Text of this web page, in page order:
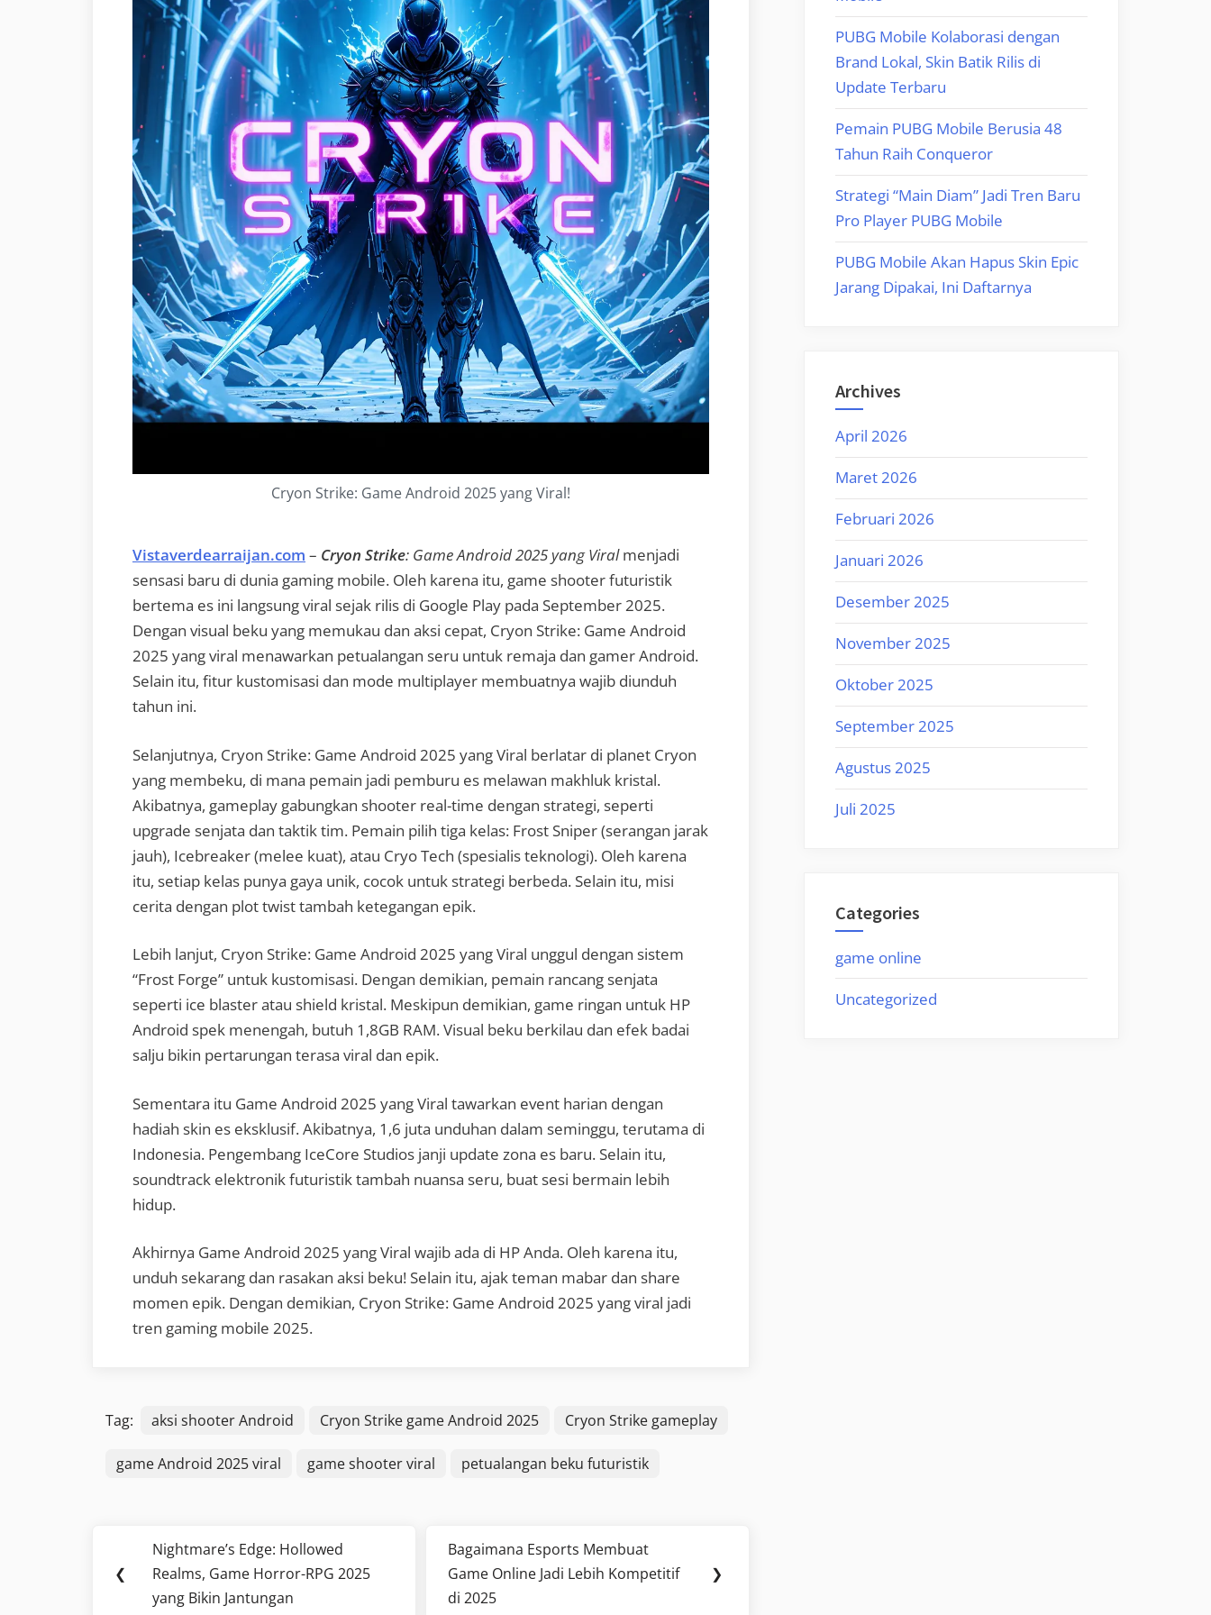
Cryon Strike: Game Android 2025 yang Viral!
Vistaverdearraijan.com – Cryon Strike: Game Android 2025 yang Viralmenjadi
sensasi baru di dunia gaming mobile. Oleh karena itu, game shooter futuristik
bertema es ini langsung viral sejak rilis di Google Play pada September 2025.
Dengan visual beku yang memukau dan aksi cepat, Cryon Strike: Game Android
2025 yang viral menawarkan petualangan seru untuk remaja dan gamer Android.
Selain itu, fitur kustomisasi dan mode multiplayer membuatnya wajib diunduh
tahun ini.
Selanjutnya, Cryon Strike: Game Android 2025 yang Viral berlatar di planet Cryon
yang membeku, di mana pemain jadi pemburu es melawan makhluk kristal.
Akibatnya, gameplay gabungkan shooter real-time dengan strategi, seperti
upgrade senjata dan taktik tim. Pemain pilih tiga kelas: Frost Sniper (serangan jarak
jauh), Icebreaker (melee kuat), atau Cryo Tech (spesialis teknologi). Oleh karena
itu, setiap kelas punya gaya unik, cocok untuk strategi berbeda. Selain itu, misi
cerita dengan plot twist tambah ketegangan epik.
Lebih lanjut, Cryon Strike: Game Android 2025 yang Viral unggul dengan sistem
“Frost Forge” untuk kustomisasi. Dengan demikian, pemain rancang senjata
seperti ice blaster atau shield kristal. Meskipun demikian, game ringan untuk HP
Android spek menengah, butuh 1,8GB RAM. Visual beku berkilau dan efek badai
salju bikin pertarungan terasa viral dan epik.
Sementara itu Game Android 2025 yang Viral tawarkan event harian dengan
hadiah skin es eksklusif. Akibatnya, 1,6 juta unduhan dalam seminggu, terutama di
Indonesia. Pengembang IceCore Studios janji update zona es baru. Selain itu,
soundtrack elektronik futuristik tambah nuansa seru, buat sesi bermain lebih
hidup.
Akhirnya Game Android 2025 yang Viral wajib ada di HP Anda. Oleh karena itu,
unduh sekarang dan rasakan aksi beku! Selain itu, ajak teman mabar dan share
momen epik. Dengan demikian, Cryon Strike: Game Android 2025 yang viral jadi
tren gaming mobile 2025.
Tag: aksi shooter Android Cryon Strike game Android 2025 Cryon Strike gameplay
game Android 2025 viral game shooter viral petualangan beku futuristik
Navigasi
pos
❮
Previous
Post:
Nightmare’s Edge: Hollowed
Realms, Game Horror-RPG 2025
yang Bikin Jantungan
Next
Post:
Bagaimana Esports Membuat
Game Online Jadi Lebih Kompetitif
di 2025
❯
PUBG Mobile Kolaborasi dengan
Brand Lokal, Skin Batik Rilis di
Update Terbaru
Pemain PUBG Mobile Berusia 48
Tahun Raih Conqueror
Strategi “Main Diam” Jadi Tren Baru
Pro Player PUBG Mobile
PUBG Mobile Akan Hapus Skin Epic
Jarang Dipakai, Ini Daftarnya
Archives
April 2026
Maret 2026
Februari 2026
Januari 2026
Desember 2025
November 2025
Oktober 2025
September 2025
Agustus 2025
Juli 2025
Categories
game online
Uncategorized